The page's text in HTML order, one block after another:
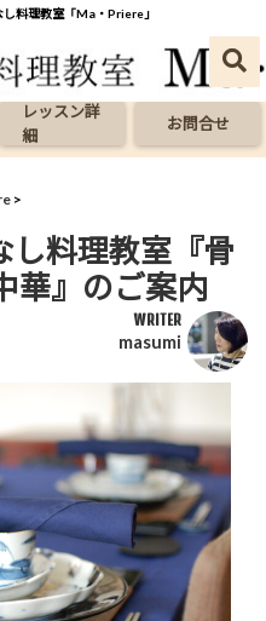
料理教室「Ma・Priere」
レッスン詳
細
お問合せ
し料理教室『骨
華』のご案内
WRITER
masumi